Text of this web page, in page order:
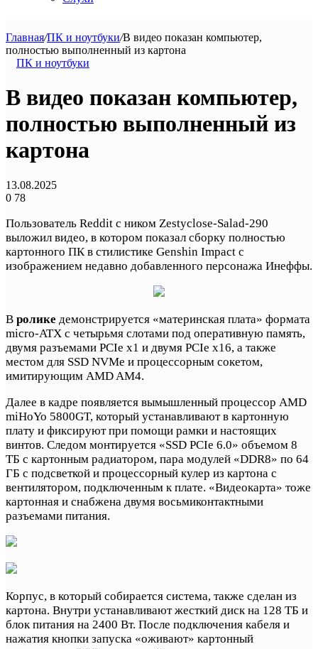
Главная/ПК и ноутбуки/В видео показан компьютер,
полностью выполненный из картона
ПК и ноутбуки
В видео показан компьютер,
полностью выполненный из
картона
13.08.2025
0 78
Пользователь Reddit с ником Zestyclose-Salad-290
выложил видео, в котором показал сборку полностью
картонного ПК в стилистике Genshin Impact с
изображением недавно добавленного персонажа Инеффы.
В ролике демонстрируется «материнская плата» формата
micro-ATX с четырьмя слотами под оперативную память,
двумя разъемами PCIe x1 и двумя PCIe x16, а также
местом для SSD NVMe и процессорным сокетом,
имитирующим AMD AM4.
Далее в кадре появляется вымышленный процессор AMD
miHoYo 5800GT, который устанавливают в картонную
плату и фиксируют при помощи рамки и настоящих
винтов. Следом монтируется «SSD PCIe 6.0» объемом 8
ТБ с картонным радиатором, пара модулей «DDR8» по 64
ГБ с подсветкой и процессорный кулер из картона с
вентилятором, подключенным к плате. «Видеокарта» тоже
картонная и снабжена двумя восьмиконтактными
разъемами питания.
Корпус, в который собирается система, также сделан из
картона. Внутри устанавливают жесткий диск на 128 ТБ и
блок питания на 2400 Вт. После подключения кабеля и
нажатия кнопки запуска «оживают» картонный